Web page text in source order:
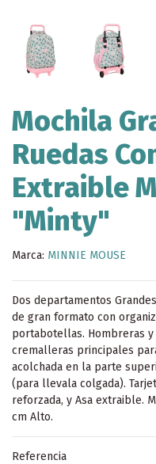
Mochila
Ruedas
Extraible
"Minty"
Marca: MINNIE MOUSE
Dos departamentos
de gran formato con
portabotellas. Hombreras
cremalleras principales
acolchada en la parte
(para llevala colgada).
reforzada, y Asa extraible.
cm Alto.
Referencia